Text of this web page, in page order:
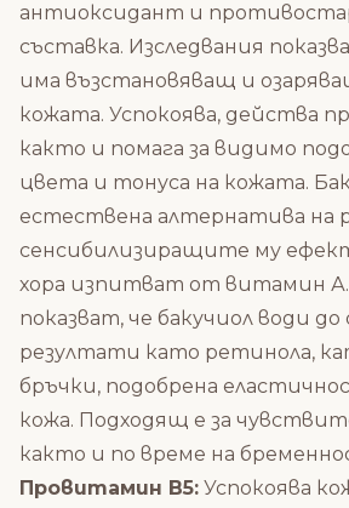
антиоксидант и
съставка. Изследвания
има възстановяващ и
кожата. Успокоява, действа
както и помага за видимо
цвета и тонуса на кожата.
естествена алтернатива на
сенсибилизиращите му
хора изпитват от витамин А.
показват, че бакучиол води
резултати като ретинола,
бръчки, подобрена
кожа. Подходящ е за
както и по време на
Провитамин B5: Успокоява